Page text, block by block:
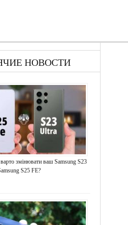
НОВОСТИ
змінювати ваш Samsung S23
S25 FE?